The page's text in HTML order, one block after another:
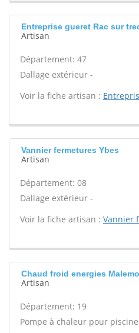
Entreprise gueret Rac sur
Artisan
Département: 47
Dallage extérieur -
Voir la fiche artisan :
Vannier fermetures Ybes
Artisan
Département: 08
Dallage extérieur -
Voir la fiche artisan : Vannier
Chaud froid energies
Artisan
Département: 19
Pompe à chaleur pour